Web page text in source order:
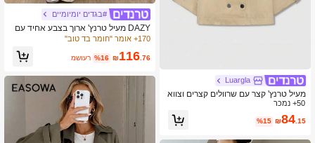
Luargla
מעיל טרנץ' קצר עם שרוולים קצרים וצווא
רון, חזה כפול
50+ נמכר
₪84.15
%15
#בגדים יומיומיים
DAZY מעיל טרנץ' ארוך בצבע אחיד עם
שרוולים ארוכים רופפים, כיסים מכופתרי
170+ אומר "חומר בד טוב"
₪116.76
%16 משוער